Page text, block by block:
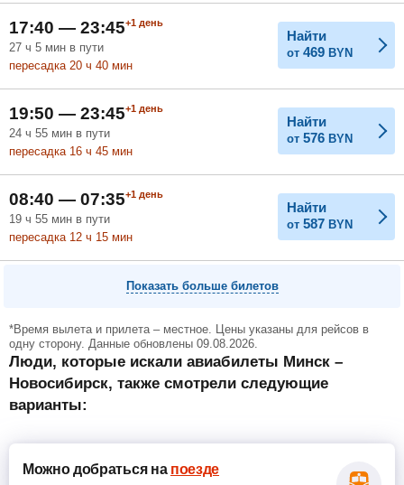
17:40 — 23:45+1 день
27 ч 5 мин в пути
пересадка 20 ч 40 мин
Найти
от 469 BYN
19:50 — 23:45+1 день
24 ч 55 мин в пути
пересадка 16 ч 45 мин
Найти
от 576 BYN
08:40 — 07:35+1 день
19 ч 55 мин в пути
пересадка 12 ч 15 мин
Найти
от 587 BYN
Показать больше билетов
*Время вылета и прилета – местное. Цены указаны для рейсов в
одну сторону. Данные обновлены 09.08.2026.
Люди, которые искали авиабилеты Минск –
Новосибирск, также смотрели следующие
варианты:
Можно добратьсяна поезде